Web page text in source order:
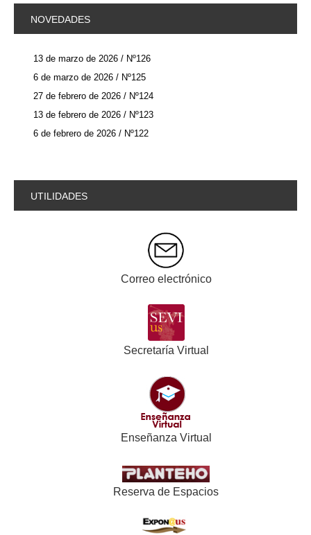
NOVEDADES
13 de marzo de 2026 / Nº126
6 de marzo de 2026 / Nº125
27 de febrero de 2026 / Nº124
13 de febrero de 2026 / Nº123
6 de febrero de 2026 / Nº122
UTILIDADES
Correo electrónico
Secretaría Virtual
Enseñanza Virtual
Reserva de Espacios